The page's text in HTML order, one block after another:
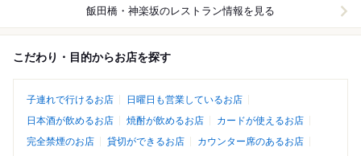
飯田橋・神楽坂のレストラン情報を見る
こだわり・目的からお店を探す
子連れで行けるお店
日曜日も営業しているお店
日本酒が飲めるお店
焼酎が飲めるお店
カードが使えるお店
完全禁煙のお店
貸切ができるお店
カウンター席のあるお店